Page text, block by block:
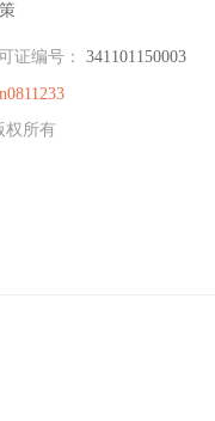
证编号： 341101150003
权所有